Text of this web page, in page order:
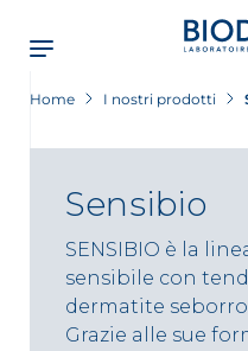
main
content
Home I nostri prodotti
Sensibio
SENSIBIO è la
sensibile con
dermatite
Grazie alle sue